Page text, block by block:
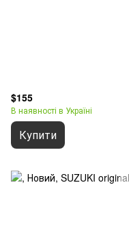
$155
В наявності в Україні
Купити